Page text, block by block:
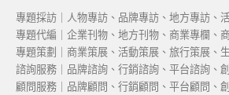
專題採訪｜人物專訪、品牌專訪、地方專訪、
專題代編｜企業刊物、地方刊物、商業專欄、
專題策劃｜商業策展、活動策展、旅行策展、
諮詢服務｜品牌諮詢、行銷諮詢、平台諮詢、
顧問服務｜品牌顧問、行銷顧問、平台顧問、